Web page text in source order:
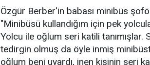
Özgür Berber'in babası minibüs
"Minibüsü kullandığım için pek
Yolcu ile oğlum seri katili
tedirgin olmuş da öyle inmiş
oğlum beni uyardı, inen kişinin seri